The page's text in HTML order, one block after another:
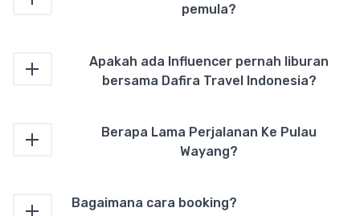
pemula?
Apakah ada Influencer pernah liburan
bersama Dafira Travel Indonesia?
Berapa Lama Perjalanan Ke Pulau
Wayang?
Bagaimana cara booking?